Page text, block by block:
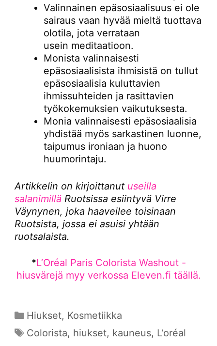
Valinnainen epäsosiaalisuus ei ole
sairaus vaan hyvää mieltä tuottava
olotila, jota verrataan
usein meditaatioon.
Monista valinnaisesti
epäsosiaalisista ihmisistä on tullut
epäsosiaalisia kuluttavien
ihmissuhteiden ja rasittavien
työkokemuksien vaikutuksesta.
Monia valinnaisesti epäsosiaalisia
yhdistää myös sarkastinen luonne,
taipumus ironiaan ja huono
huumorintaju.
Artikkelin on kirjoittanut useilla
salanimillä Ruotsissa esiintyvä Virre
Väynynen, joka haaveilee toisinaan
Ruotsista, jossa ei asuisi yhtään
ruotsalaista.
*L’Oréal Paris Colorista Washout -
hiusvärejä myy verkossa Eleven.fi täällä.
Kategoriat
Hiukset, Kosmetiikka
Avainsanat
Colorista, hiukset, kauneus, L’oréal